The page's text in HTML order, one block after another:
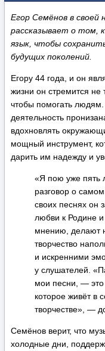
Егор Семёнов в своей
рассказывает о том,
язык, чтобы
будущих поколений.
Егору 44 года, и он
жизни он стремится не
чтобы помогать
деятельность
вдохновлять
мощный инструмент,
дарить им надежду и
«Я пою уже пять
разговор о
своих песнях он
любви к Родине
мнению, делают
творчество
и искренними
у слушателей.
мои песни, — это
которое живёт в
творчестве», —
Семёнов верит, что
холодные дни,